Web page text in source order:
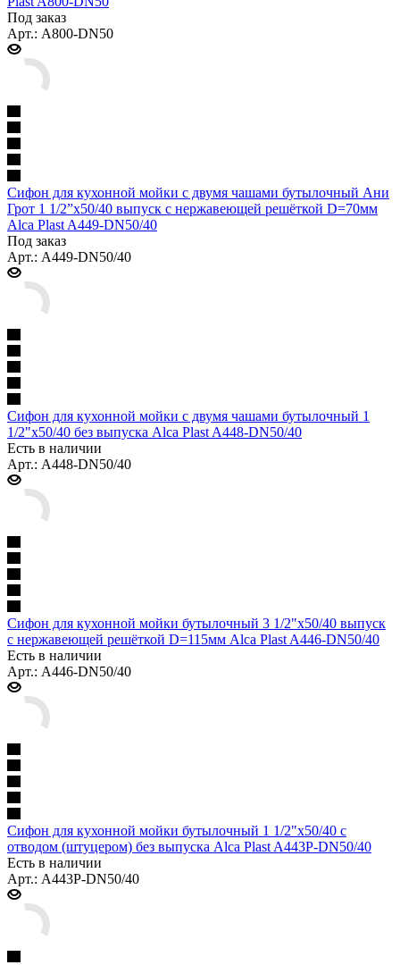
Под заказ
Арт.: A800-DN50
Сифон для кухонной мойки с двумя чашами бутылочный Ани
Грот 1 1/2”x50/40 выпуск с нержавеющей решёткой D=70мм
Alca Plast A449-DN50/40
Под заказ
Арт.: A449-DN50/40
Сифон для кухонной мойки с двумя чашами бутылочный 1
1/2"x50/40 без выпуска Alca Plast A448-DN50/40
Есть в наличии
Арт.: A448-DN50/40
Сифон для кухонной мойки бутылочный 3 1/2"x50/40 выпуск
с нержавеющей решёткой D=115мм Alca Plast A446-DN50/40
Есть в наличии
Арт.: A446-DN50/40
Сифон для кухонной мойки бутылочный 1 1/2"x50/40 с
отводом (штуцером) без выпуска Alca Plast A443P-DN50/40
Есть в наличии
Арт.: A443P-DN50/40